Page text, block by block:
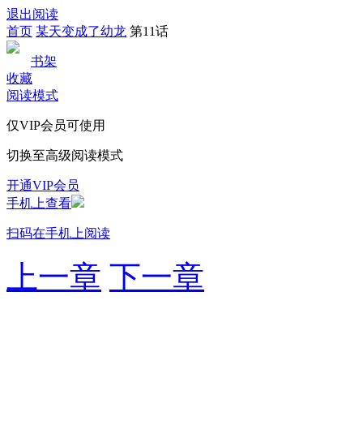
退出阅读
首页 某天变成了幼龙 第11话
书架
收藏
阅读模式
仅VIP会员可使用
切换至高级阅读模式
开通VIP会员
手机上查看
扫码在手机上阅读
上一章 下一章